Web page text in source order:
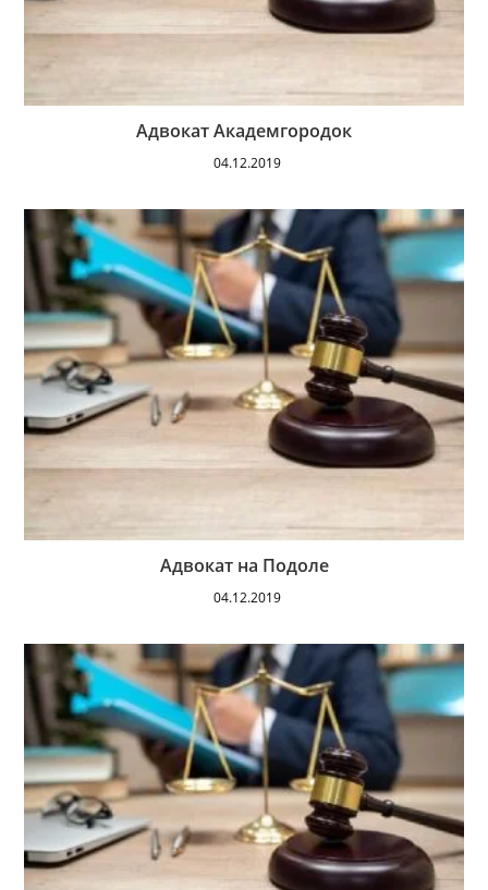
Адвокат Академгородок
04.12.2019
Адвокат на Подоле
04.12.2019